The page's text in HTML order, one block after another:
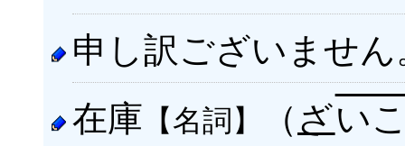
申し訳ございません
在庫 【名詞】 （ざい